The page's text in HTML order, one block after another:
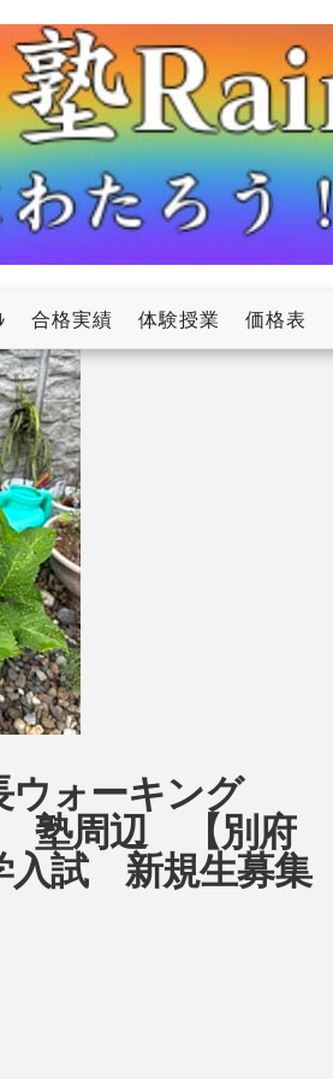
合格実績 体験授業 価格表
ォーキング
塾周辺 【別府
試 新規生募集